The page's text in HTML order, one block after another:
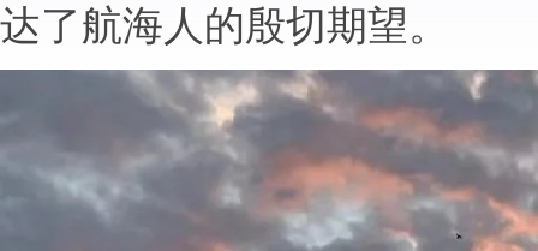
达了航海人的殷切期望。